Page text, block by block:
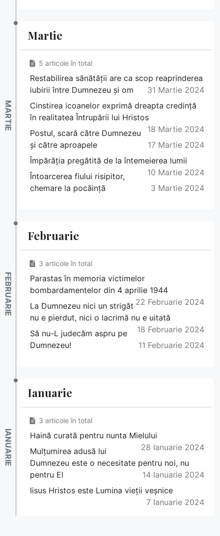
Martie
5 articole în total
Restabilirea sănătății are ca scop reaprinderea
iubirii între Dumnezeu și om
31 Martie 2024
Cinstirea icoanelor exprimă dreapta credință
în realitatea Întrupării lui Hristos
18 Martie 2024
Postul, scară către Dumnezeu
și către aproapele
17 Martie 2024
Împărăția pregătită de la întemeierea lumii
10 Martie 2024
Întoarcerea fiului risipitor,
chemare la pocăință
3 Martie 2024
Februarie
3 articole în total
Parastas în memoria victimelor
bombardamentelor din 4 aprilie 1944
22 Februarie 2024
La Dumnezeu nici un strigăt
nu e pierdut, nici o lacrimă nu e uitată
18 Februarie 2024
Să nu-L judecăm aspru pe
Dumnezeu!
11 Februarie 2024
Ianuarie
3 articole în total
Haină curată pentru nunta Mielului
28 Ianuarie 2024
Mulțumirea adusă lui
Dumnezeu este o necesitate pentru noi, nu
pentru El
14 Ianuarie 2024
Iisus Hristos este Lumina vieții veșnice
7 Ianuarie 2024